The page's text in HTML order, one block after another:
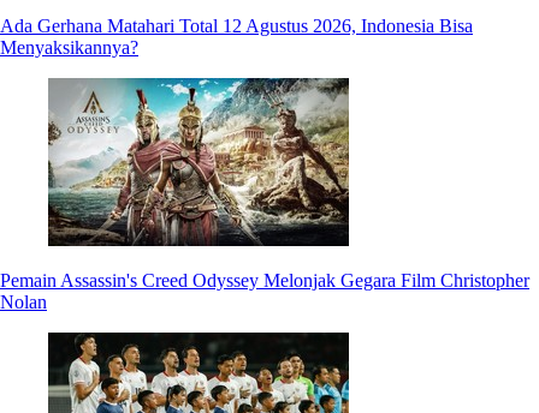
Ada Gerhana Matahari Total 12 Agustus 2026, Indonesia Bisa
Menyaksikannya?
Pemain Assassin's Creed Odyssey Melonjak Gegara Film Christopher
Nolan